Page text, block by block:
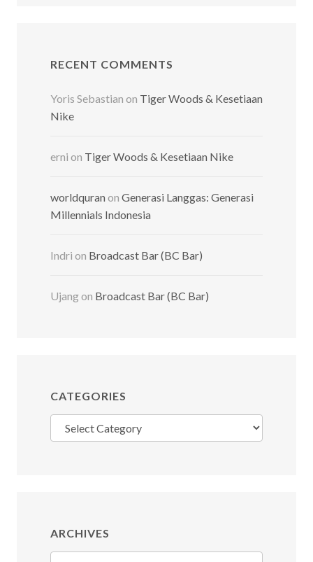
RECENT COMMENTS
Yoris Sebastian on Tiger Woods & Kesetiaan
Nike
erni on Tiger Woods & Kesetiaan Nike
worldquran on Generasi Langgas: Generasi
Millennials Indonesia
Indri on Broadcast Bar (BC Bar)
Ujangon Broadcast Bar (BC Bar)
CATEGORIES
Categories
ARCHIVES
Archives